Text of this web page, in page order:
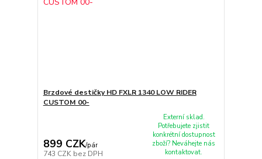
Brzdové destičky HD FXLR 1340 LOW RIDER
CUSTOM 00-
899 CZK/pár
743 CZK bez DPH
Externí sklad.
Potřebujete zjistit
konkrétní dostupnost
zboží? Neváhejte nás
kontaktovat.